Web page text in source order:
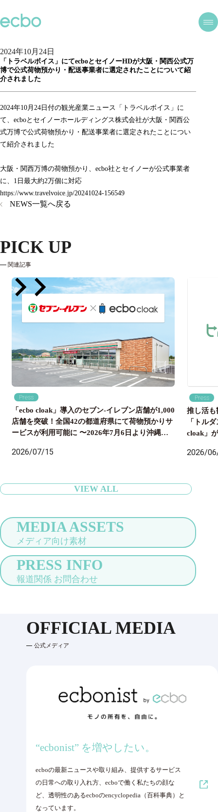
2024年10月24日
「トラベルボイス」にてecboとセイノーHDが大阪・関西公式万
博で公式荷物預かり・配送事業者に選定されたことについて紹
介されました
2024年10月24日付の観光産業ニュース「トラベルボイス」に
て、ecboとセイノーホールディングス株式会社が大阪・関西公
式万博で公式荷物預かり・配送事業者に選定されたことについ
て紹介されました
大阪・関西万博の荷物預かり、ecbo社とセイノーが公式事業者
に、1日最大約2万個に対応
https://www.travelvoice.jp/20241024-156549
NEWS一覧へ戻る
PICK UP
関連記事
Press
「ecbo cloak」導入のセブン‐イレブン店舗が1,000
店舗を突破！全国42の都道府県にて荷物預かりサ
ービスが利用可能に 〜2026年7月6日より沖縄県
行者の身軽な旅をサポート〜
2026/07/15
Press
推し活
「トル
cloak」
2026/
VIEW ALL
MEDIA ASSETS
メディア向け素材
PRESS INFO
報道関係 お問合わせ
OFFICIAL MEDIA
公式メディア
“ecbonist” を増やしたい。
ecboの最新ニュースや取り組み、提供するサービス
の日常への取り入れ方、ecboで働く私たちの顔な
ど、透明性のあるecboのencyclopedia（百科事典）と
なっています。